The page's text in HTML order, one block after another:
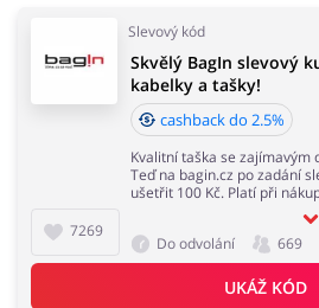
Slevový kód
7269
Skvělý BagIn slevový
kabelky a tašky!
cashback do 2.5%
Kvalitní taška se zajímavým
Teď na bagin.cz po zadání
ušetřit 100 Kč. Platí při
Do odvolání 669
UKÁŽ KÓD